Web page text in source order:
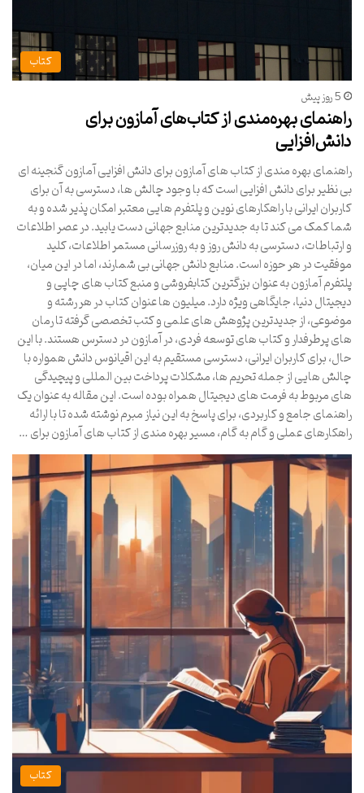
کتاب
5 روز پیش
راهنمای بهره‌مندی از کتاب‌های آمازون برای
دانش‌افزایی
راهنمای بهره مندی از کتاب های آمازون برای دانش افزایی آمازون گنجینه ای
بی نظیر برای دانش افزایی است که با وجود چالش ها، دسترسی به آن برای
کاربران ایرانی با راهکارهای نوین و پلتفرم هایی معتبر امکان پذیر شده و به
شما کمک می کند تا به جدیدترین منابع جهانی دست یابید. در عصر اطلاعات
و ارتباطات، دسترسی به دانش روز و به روزرسانی مستمر اطلاعات، کلید
موفقیت در هر حوزه است. منابع دانش جهانی بی شمارند، اما در این میان،
پلتفرم آمازون به عنوان بزرگترین کتابفروشی و منبع کتاب های چاپی و
دیجیتال دنیا، جایگاهی ویژه دارد. میلیون ها عنوان کتاب در هر رشته و
موضوعی، از جدیدترین پژوهش های علمی و کتب تخصصی گرفته تا رمان
های پرطرفدار و کتاب های توسعه فردی، در آمازون در دسترس هستند. با این
حال، برای کاربران ایرانی، دسترسی مستقیم به این اقیانوس دانش همواره با
چالش هایی از جمله تحریم ها، مشکلات پرداخت بین المللی و پیچیدگی
های مربوط به فرمت های دیجیتال همراه بوده است. این مقاله به عنوان یک
راهنمای جامع و کاربردی، برای پاسخ به این نیاز مبرم نوشته شده تا با ارائه
راهکارهای عملی و گام به گام، مسیر بهره مندی از کتاب های آمازون برای …
کتاب